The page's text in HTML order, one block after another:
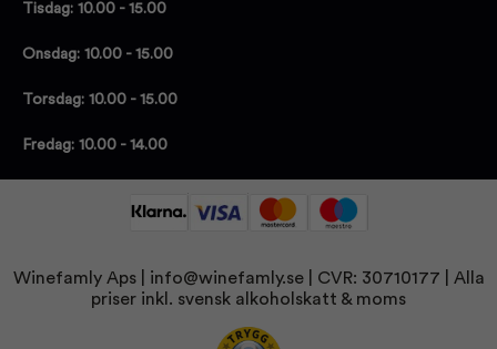
Tisdag: 10.00 - 15.00
Onsdag: 10.00 - 15.00
Torsdag: 10.00 - 15.00
Fredag: 10.00 - 14.00
Winefamly Aps | info@winefamly.se| CVR: 30710177
| Alla
priser inkl. svensk alkoholskatt & moms